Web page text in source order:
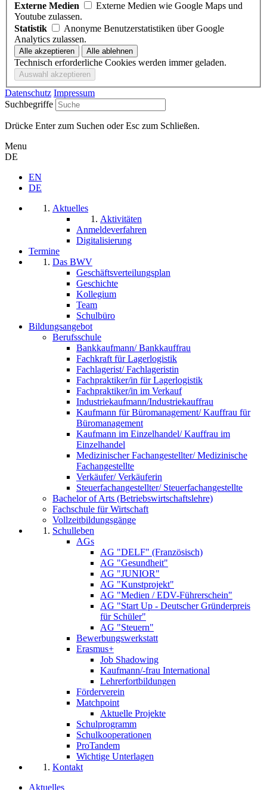
Externe Medien
Externe Medien wie Google Maps und
Youtube zulassen.
Statistik
Anonyme Benutzerstatistiken über Google
Analytics zulassen.
Technisch erforderliche Cookies werden immer geladen.
Datenschutz Impressum
Suchbegriffe
Drücke Enter zum Suchen oder Esc zum Schließen.
Menu
DE
EN
DE
Aktuelles
Aktivitäten
Anmeldeverfahren
Digitalisierung
Termine
Das BWV
Geschäftsverteilungsplan
Geschichte
Kollegium
Team
Schulbüro
Bildungsangebot
Berufsschule
Bankkaufmann/ Bankkauffrau
Fachkraft für Lagerlogistik
Fachlagerist/ Fachlageristin
Fachpraktiker/in für Lagerlogistik
Fachpraktiker/in im Verkauf
Industriekaufmann/Industriekauffrau
Kaufmann für Büromanagement/ Kauffrau für
Büromanagement
Kaufmann im Einzelhandel/ Kauffrau im
Einzelhandel
Medizinischer Fachangestellter/ Medizinische
Fachangestellte
Verkäufer/ Verkäuferin
Steuerfachangestellter/ Steuerfachangestellte
Bachelor of Arts (Betriebswirtschaftslehre)
Fachschule für Wirtschaft
Vollzeitbildungsgänge
Schulleben
AGs
AG "DELF" (Französisch)
AG "Gesundheit"
AG "JUNIOR"
AG "Kunstprojekt"
AG "Medien / EDV-Führerschein"
AG "Start Up - Deutscher Gründerpreis
für Schüler"
AG "Steuern"
Bewerbungswerkstatt
Erasmus+
Job Shadowing
Kaufmann/-frau International
Lehrerfortbildungen
Förderverein
Matchpoint
Aktuelle Projekte
Schulprogramm
Schulkooperationen
ProTandem
Wichtige Unterlagen
Kontakt
Aktuelles